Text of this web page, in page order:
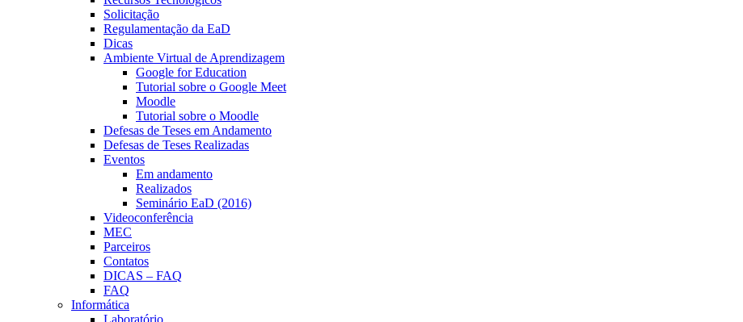
Solicitação
Regulamentação da EaD
Dicas
Ambiente Virtual de Aprendizagem
Google for Education
Tutorial sobre o Google Meet
Moodle
Tutorial sobre o Moodle
Defesas de Teses em Andamento
Defesas de Teses Realizadas
Eventos
Em andamento
Realizados
Seminário EaD (2016)
Videoconferência
MEC
Parceiros
Contatos
DICAS – FAQ
FAQ
Informática
Laboratório